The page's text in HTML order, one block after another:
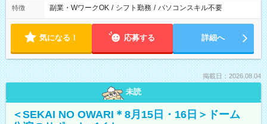
特徴 副業・WワークOK / シフト勤務 / パソコンスキル不要
気になる！ 応募する 詳細へ
掲載日：2026.08.04
未読
＜SEKAI NO OWARI＊8月15日・16日＞ドーム